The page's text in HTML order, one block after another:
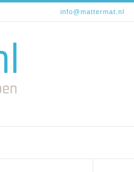
info@mattermat.nl